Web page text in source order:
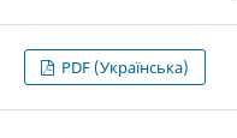
PDF (Українська)